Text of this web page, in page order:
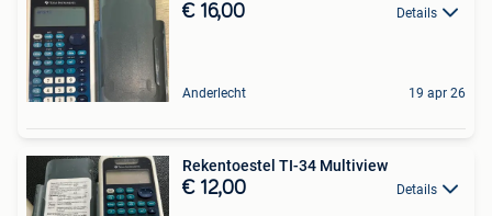
€ 16,00 Details
Anderlecht 19 apr 26
Rekentoestel TI-34 Multiview
€ 12,00 Details